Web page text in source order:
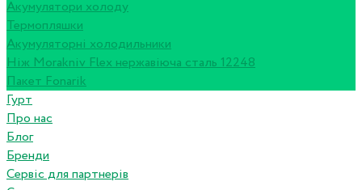
Акумулятори холоду
Термопляшки
Акумуляторні холодильники
Ніж Morakniv Flex нержавіюча сталь 12248
Пакет Fonarik
Гурт
Про нас
Блог
Бренди
Сервіс для партнерів